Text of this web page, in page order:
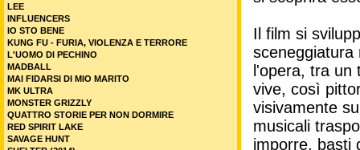
Il film si
sceneggiatura
l'opera, tra un
vive, così
visivamente
musicali
imporre, basti
LEE
INFLUENCERS
IO STO BENE
KUNG FU - FURIA, VIOLENZA E TERRORE
L'UOMO DI PECHINO
MADBALL
MAI FIDARSI DI MIO MARITO
MK ULTRA
MONSTER GRIZZLY
QUATTRO STORIE PER NON DORMIRE
RED SPIRIT LAKE
SAVAGE HUNT